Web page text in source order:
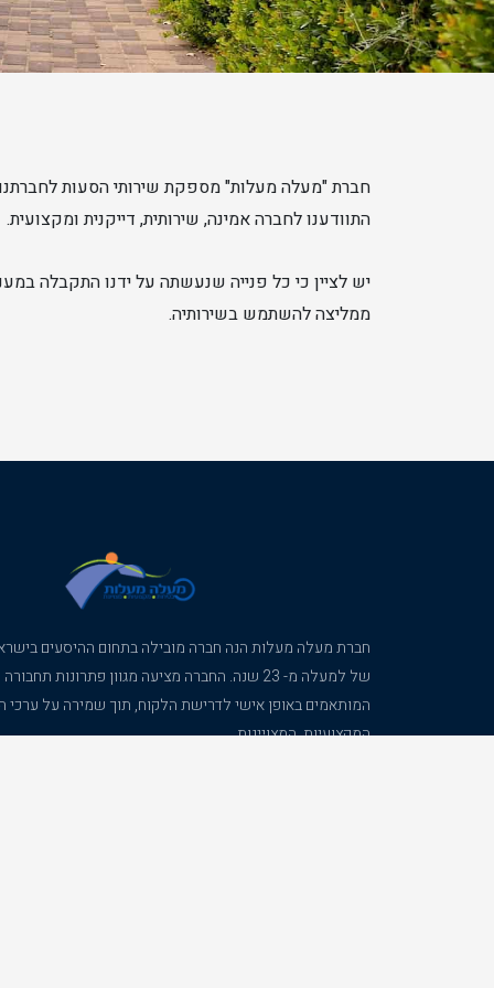
חברת "מעלה מעלות" מספקת שירותי הסעות
התוודענו לחברה אמינה, שירותית, דייקנית ומקצועית.
יש לציין כי כל פנייה שנעשתה על ידנו התקבלה
ממליצה להשתמש בשירותיה.
חברת מעלה מעלות הנה חברה מובילה בתחום ההיסעים
של למעלה מ- 23 שנה. החברה מציעה מגוון פתרונות
המותאמים באופן אישי לדרישת הלקוח, תוך שמירה על ערכי
המקצועיות. המצויינות.